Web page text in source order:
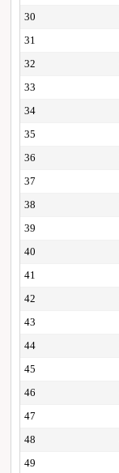
30
31
32
33
34
35
36
37
38
39
40
41
42
43
44
45
46
47
48
49